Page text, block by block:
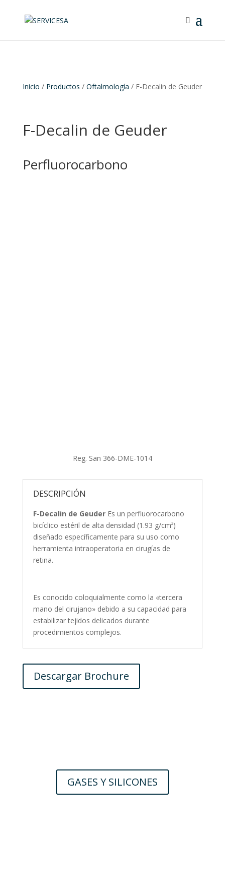
Inicio / Productos / Oftalmología / F-Decalin de Geuder
F-Decalin de Geuder
Perfluorocarbono
Reg. San 366-DME-1014
DESCRIPCIÓN
F-Decalin de GeuderEs un perfluorocarbono
bicíclico estéril de alta densidad (1.93 g/cm³)
diseñado específicamente para su uso como
herramienta intraoperatoria en cirugías de
retina.
Es conocido coloquialmente como la «tercera
mano del cirujano» debido a su capacidad para
estabilizar tejidos delicados durante
procedimientos complejos.
Descargar Brochure
GASES Y SILICONES